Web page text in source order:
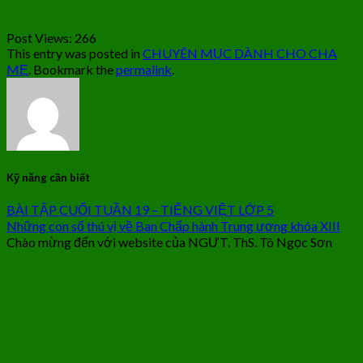
Post Views: 266
This entry was posted in CHUYÊN MỤC DÀNH CHO CHA
MẸ. Bookmark thepermalink.
Kỹ năng cần biết
BÀI TẬP CUỐI TUẦN 19 – TIẾNG VIỆT LỚP 5
Những con số thú vị về Ban Chấp hành Trung ương khóa XIII
Chào mừng đến với website của NGƯT. ThS. Tô Ngọc Sơn